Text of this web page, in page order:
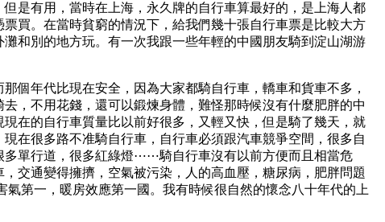
是有用，當時在上海，永久牌的自行車算最好的，是上海人都
買。在當時貧窮的情況下，給我們幾十張自行車票是比較大方
和別的地方玩。有一次我跟一些年輕的中國朋友騎到淀山湖游
那個年代比現在安全，因為大家都騎自行車，轎車和貨車不多，
，不用花錢，還可以鍛煉身體，難怪那時候沒有什麼肥胖的中
在的自行車質量比以前好很多，又輕又快，但是騎了幾天，就
在很多路不准騎自行車，自行車必須跟汽車競爭空間，很多自
多單行道，很多紅綠燈⋯⋯騎自行車沒有以前方便而且相當危
交通變得擁擠，空氣被污染，人的高血壓，糖尿病，肥胖問題
氣第一，暖房效應第一國。我有時候很自然的懷念八十年代的上